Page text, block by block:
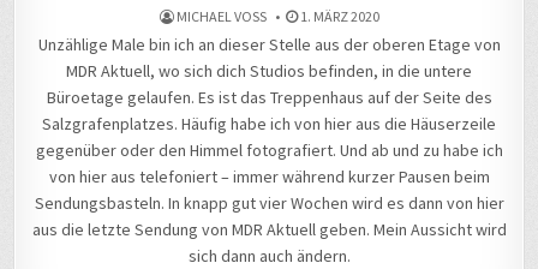
MICHAEL VOSS 1. MÄRZ 2020
Unzählige Male bin ich an dieser Stelle aus der oberen Etage von
MDR Aktuell, wo sich dich Studios befinden, in die untere
Büroetage gelaufen. Es ist das Treppenhaus auf der Seite des
Salzgrafenplatzes. Häufig habe ich von hier aus die Häuserzeile
gegenüber oder den Himmel fotografiert. Und ab und zu habe ich
von hier aus telefoniert – immer während kurzer Pausen beim
Sendungsbasteln. In knapp gut vier Wochen wird es dann von hier
aus die letzte Sendung von MDR Aktuell geben. Mein Aussicht wird
sich dann auch ändern.